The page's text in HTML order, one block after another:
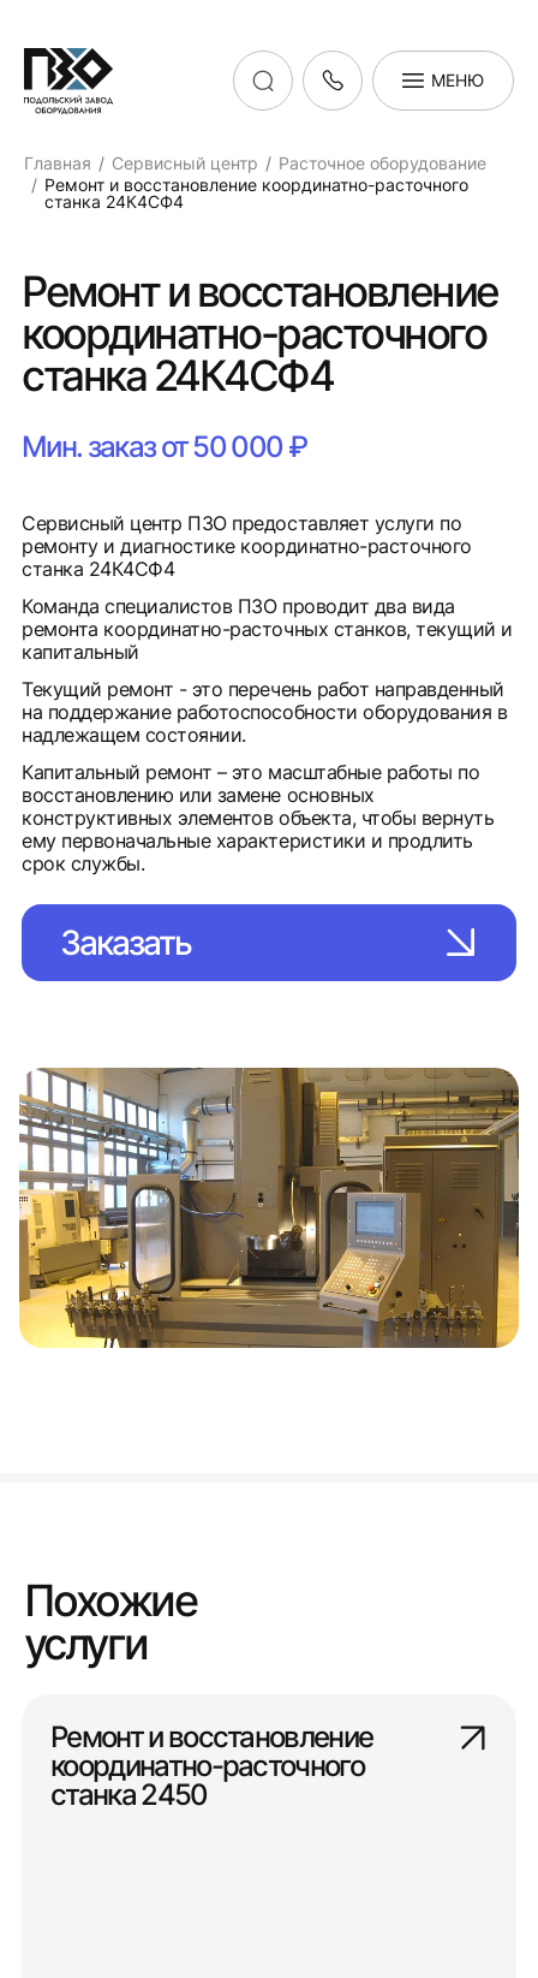
МЕНЮ
Главная Сервисный центр
Расточное оборудование
Ремонт и восстановление координатно-расточного
станка 24К4СФ4
Ремонт и восстановление
координатно-расточного
станка 24К4СФ4
Мин. заказ от 50 000 ₽
Сервисный центр ПЗО предоставляет услуги по
ремонту и диагностике координатно-расточного
станка 24К4СФ4
Команда специалистов ПЗО проводит два вида
ремонта координатно-расточных станков, текущий и
капитальный
Текущий ремонт - это перечень работ направденный
на поддержание работоспособности оборудования в
надлежащем состоянии.
Капитальный ремонт – это масштабные работы по
восстановлению или замене основных
конструктивных элементов объекта, чтобы вернуть
ему первоначальные характеристики и продлить
срок службы.
Заказать
Похожие
услуги
Ремонт и восстановление
координатно-расточного
станка 2450